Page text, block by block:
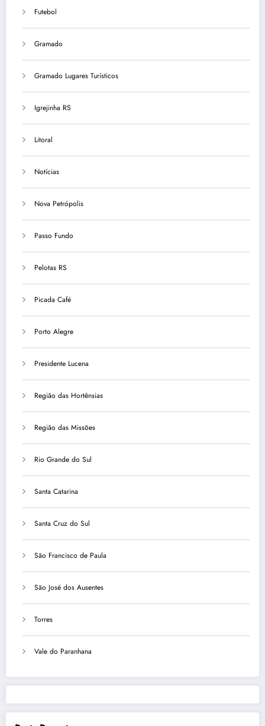
Futebol
Gramado
Gramado Lugares Turísticos
Igrejinha RS
Litoral
Notícias
Nova Petrópolis
Passo Fundo
Pelotas RS
Picada Café
Porto Alegre
Presidente Lucena
Região das Hortênsias
Região das Missões
Rio Grande do Sul
Santa Catarina
Santa Cruz do Sul
São Francisco de Paula
São José dos Ausentes
Torres
Vale do Paranhana